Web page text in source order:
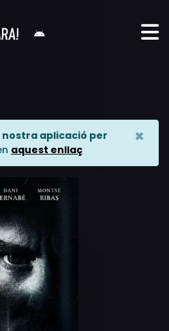
aplicació per
aquest enllaç
×